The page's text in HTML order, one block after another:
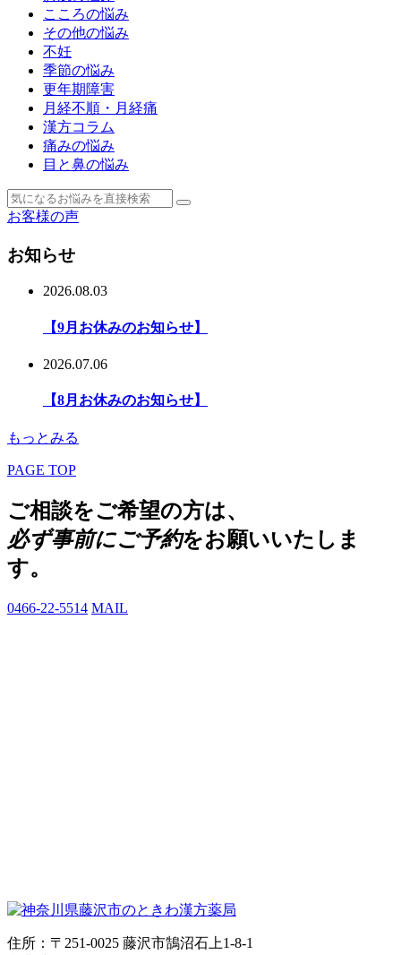
こころの悩み
その他の悩み
不妊
季節の悩み
更年期障害
月経不順・月経痛
漢方コラム
痛みの悩み
目と鼻の悩み
お客様の声
お知らせ
2026.08.03
【9月お休みのお知らせ】
2026.07.06
【8月お休みのお知らせ】
もっとみる
PAGE TOP
ご相談をご希望の方は、
必ず事前にご予約をお願いいたしま
す。
0466-22-5514 MAIL
住所：〒251-0025 藤沢市鵠沼石上1-8-1